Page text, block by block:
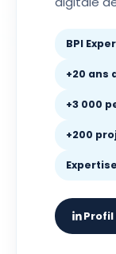
BPI
+20 ans
+3 000
+200
Profil